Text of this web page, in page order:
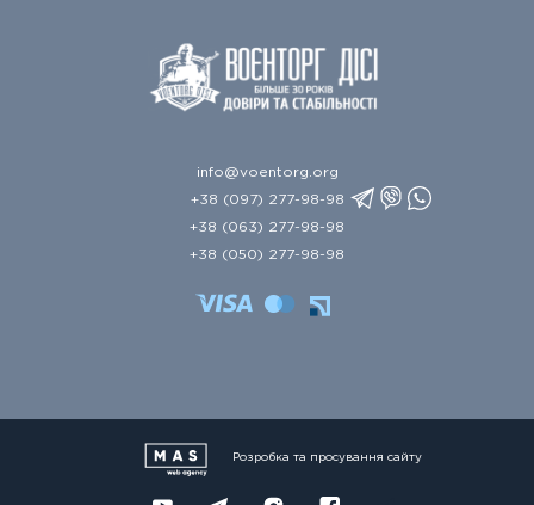
info@voentorg.org
+38 (097) 277-98-98
+38 (063) 277-98-98
+38 (050) 277-98-98
Розробка та просування сайту